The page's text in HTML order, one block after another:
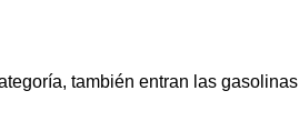
también entran las